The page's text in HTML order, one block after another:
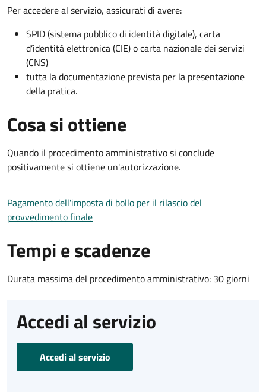
Per accedere al servizio, assicurati di avere:
SPID (sistema pubblico di identità digitale), carta
d’identità elettronica (CIE) o carta nazionale dei servizi
(CNS)
tutta la documentazione prevista per la presentazione
della pratica.
Cosa si ottiene
Quando il procedimento amministrativo si conclude
positivamente si ottiene un'autorizzazione.
Pagamento dell'imposta di bollo per il rilascio del
provvedimento finale
Tempi e scadenze
Durata massima del procedimento amministrativo: 30 giorni
Accedi al servizio
Accedi al servizio